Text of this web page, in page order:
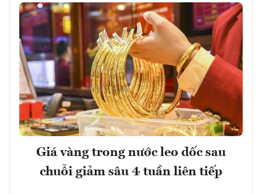
Giá vàng trong nước leo dốc sau
chuỗi giảm sâu 4 tuần liên tiếp